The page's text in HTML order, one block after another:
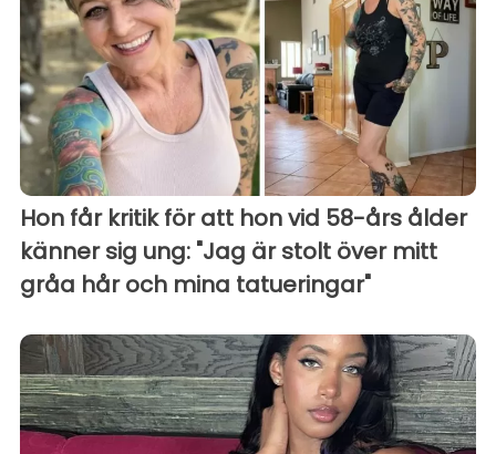
Hon får kritik för att hon vid 58-års ålder
känner sig ung: "Jag är stolt över mitt
gråa hår och mina tatueringar"